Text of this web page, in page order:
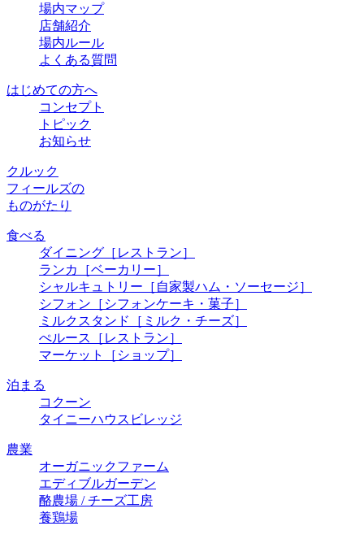
場内マップ
店舗紹介
場内ルール
よくある質問
はじめての方へ
コンセプト
トピック
お知らせ
クルック
フィールズの
ものがたり
食べる
ダイニング ［レストラン］
ランカ
［ベーカリー］
シャルキュトリー ［自家製ハム・ソーセージ］
シフォン ［シフォンケーキ・菓子］
ミルクスタンド
［ミルク・チーズ］
ぺルース
［レストラン］
マーケット
［ショップ］
泊まる
コクーン
タイニーハウスビレッジ
農業
オーガニックファーム
エディブルガーデン
酪農場 / チーズ⼯房
養鶏場